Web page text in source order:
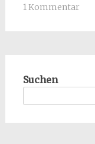
1 Kommentar
Suchen